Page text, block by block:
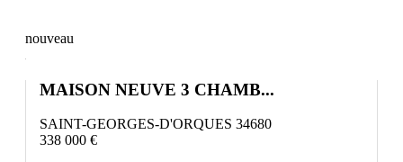
nouveau
MAISON NEUVE 3 CHAMB...
SAINT-GEORGES-D'ORQUES 34680
338 000 €